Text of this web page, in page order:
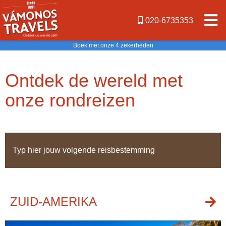
020-6735353
Boek met onze 4 zekerheden
Ontdek de wereld met
onze rondreizen
ZUID-AMERIKA